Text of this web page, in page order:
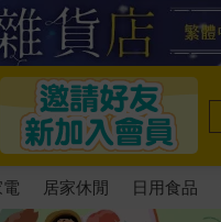
電 居家休閒 日用食品